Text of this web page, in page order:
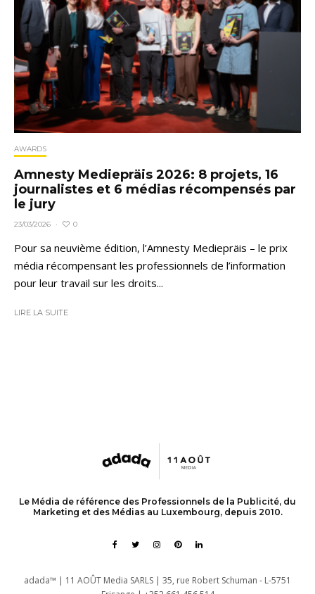
AWARDS
Amnesty Mediepräis 2026: 8 projets, 16
journalistes et 6 médias récompensés par
le jury
23/03/2026 · 0
Pour sa neuvième édition, l’Amnesty Mediepräis – le prix
média récompensant les professionnels de l’information
pour leur travail sur les droits...
LIRE LA SUITE
Le Média de référence des Professionnels de la Publicité, du
Marketing et des Médias au Luxembourg, depuis 2010.
adada™ | 11 AOÛT Media SARLS | 35, rue Robert Schuman - L-5751